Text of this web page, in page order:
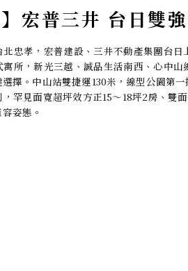
宏普三井 台日雙
忠孝，宏普建設、三井不動產集團台
所，新光三越、誠品生活南西、心中
擇。中山站雙捷運130米，線型公園第
罕見面寬超坪效方正15～18坪2房、雙
姿態。